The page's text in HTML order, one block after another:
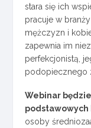
stara się ich
pracuje w
mężczyzn i
zapewnia im
perfekcjonistą,
podopiecznego
Webinar
podstawowych
osoby